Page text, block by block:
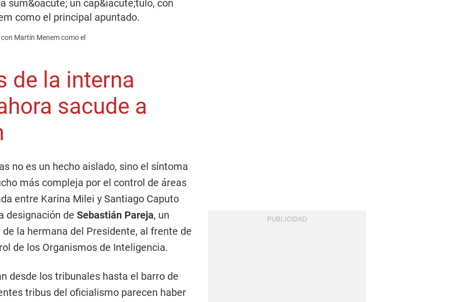
Martín Menem como el
de la interna
sacude a
no es un hecho aislado, sino el síntoma
más compleja por el control de áreas
entre Karina Milei y Santiago Caputo
designación de Sebastián Pareja, un
la hermana del Presidente, al frente de
de los Organismos de Inteligencia.
desde los tribunales hasta el barro de
tribus del oficialismo parecen haber